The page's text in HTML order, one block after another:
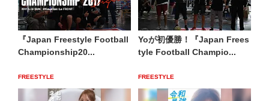
『Japan Freestyle Football
Championship20...
FREESTYLE
Yoが初優勝！『Japan Frees
tyle Football Champio...
FREESTYLE